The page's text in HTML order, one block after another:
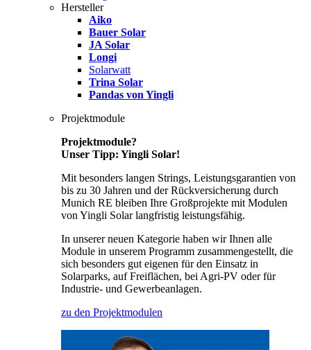
Hersteller
Aiko
Bauer Solar
JA Solar
Longi
Solarwatt
Trina Solar
Pandas von Yingli
Projektmodule
Projektmodule?
Unser Tipp: Yingli Solar!
Mit besonders langen Strings, Leistungsgarantien von
bis zu 30 Jahren und der Rückversicherung durch
Munich RE bleiben Ihre Großprojekte mit Modulen
von Yingli Solar langfristig leistungsfähig.
In unserer neuen Kategorie haben wir Ihnen alle
Module in unserem Programm zusammengestellt, die
sich besonders gut eigenen für den Einsatz in
Solarparks, auf Freiflächen, bei Agri-PV oder für
Industrie- und Gewerbeanlagen.
zu den Projektmodulen